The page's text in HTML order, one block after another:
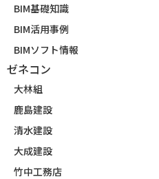
BIM基礎知識
BIM活用事例
BIMソフト情報
ゼネコン
大林組
鹿島建設
清水建設
大成建設
竹中工務店